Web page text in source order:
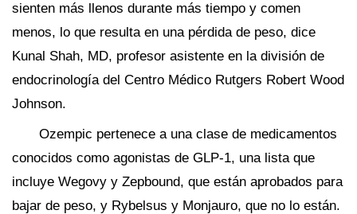
sienten más llenos durante más tiempo y comen
menos, lo que resulta en una pérdida de peso, dice
Kunal Shah, MD, profesor asistente en la división de
endocrinología del Centro Médico Rutgers Robert Wood
Johnson.
Ozempic pertenece a una clase de medicamentos
conocidos como agonistas de GLP-1, una lista que
incluye Wegovy y Zepbound, que están aprobados para
bajar de peso, y Rybelsus y Monjauro, que no lo están.